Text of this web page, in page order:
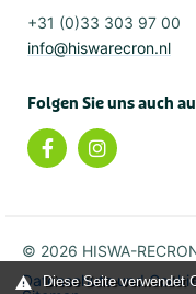
Diese Seite verwendet
+31 (0)33 303 97 00
info@hiswarecron.nl
Folgen Sie uns auch
© 2026 HISWA-
Datenschutz und